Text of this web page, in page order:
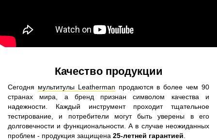
Качество продукции
Сегодня мультитулы Leatherman продаются в более чем 90
странах мира, а бренд признан символом качества и
надежности. Каждый инструмент проходит тщательное
тестирование, и потребители могут быть уверены в его
долговечности и функциональности. А в случае неожиданных
проблем - продукция защищена 25-летней гарантией